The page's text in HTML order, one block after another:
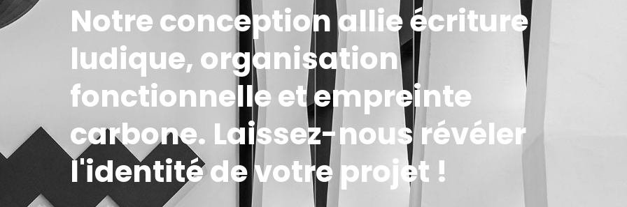
Notre conception allie écriture
ludique, organisation
fonctionnelle et empreinte
carbone. Laissez-nous révéler
l'identité de votre projet !